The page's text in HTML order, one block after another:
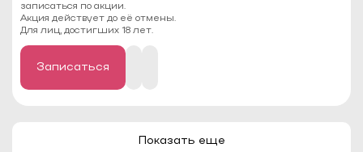
записаться по акции.
Акция действует до её отмены.
Для лиц, достигших 18 лет.
Показать еще